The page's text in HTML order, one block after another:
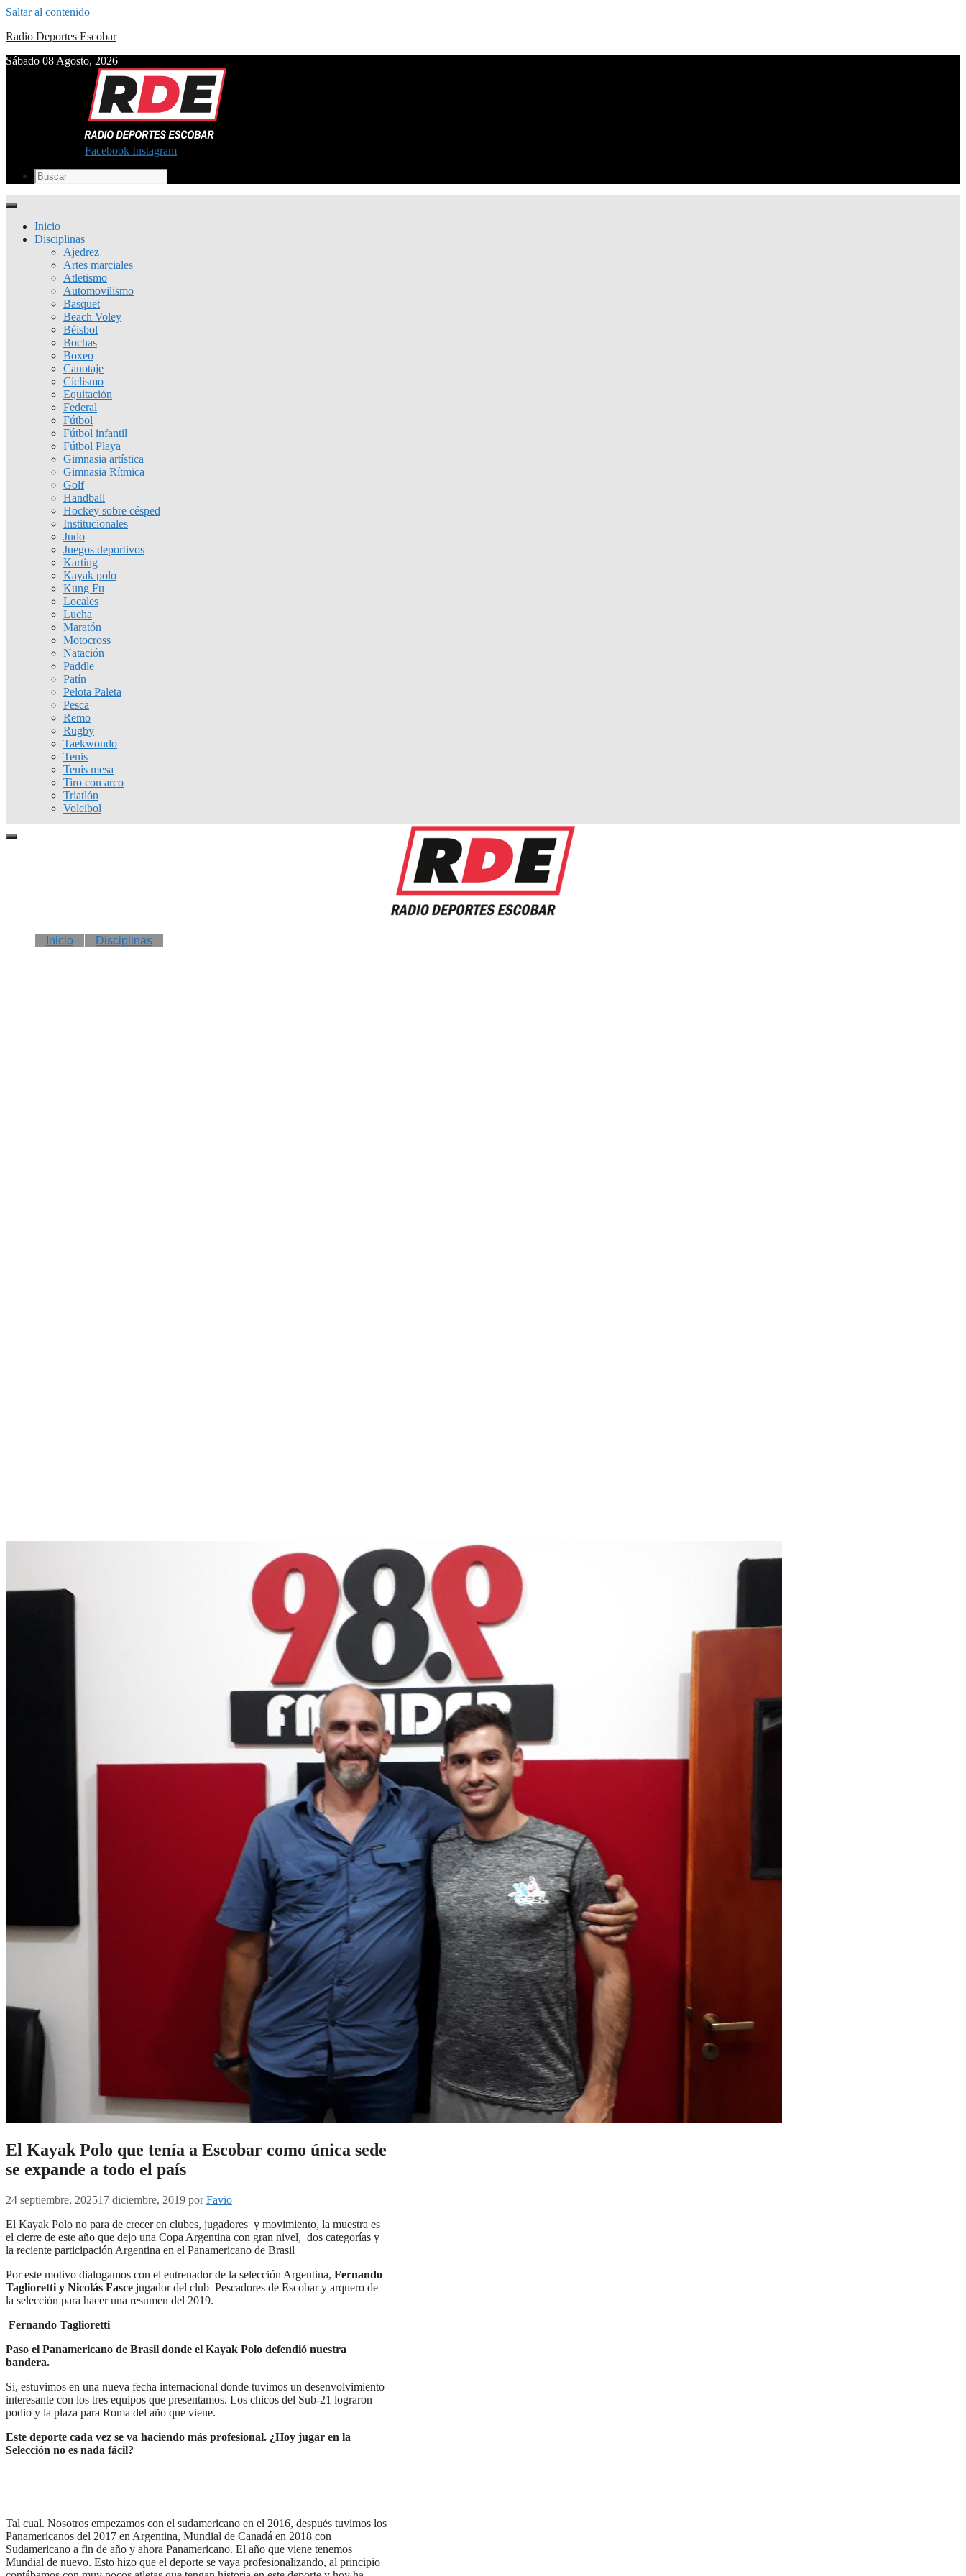
Saltar al contenido
Radio Deportes Escobar
Sábado 08 Agosto, 2026
Facebook Instagram
Inicio
Disciplinas
Ajedrez
Artes marciales
Atletismo
Automovilismo
Basquet
Beach Voley
Béisbol
Bochas
Boxeo
Canotaje
Ciclismo
Equitación
Federal
Fútbol
Fútbol infantil
Fútbol Playa
Gimnasia artística
Gimnasia Rítmica
Golf
Handball
Hockey sobre césped
Institucionales
Judo
Juegos deportivos
Karting
Kayak polo
Kung Fu
Locales
Lucha
Maratón
Motocross
Natación
Paddle
Patín
Pelota Paleta
Pesca
Remo
Rugby
Taekwondo
Tenis
Tenis mesa
Tiro con arco
Triatlón
Voleibol
Inicio Disciplinas
El Kayak Polo que tenía a Escobar como única sede
se expande a todo el país
24 septiembre, 202517 diciembre, 2019 porFavio
El Kayak Polo no para de crecer en clubes, jugadores y movimiento, la muestra es
el cierre de este año que dejo una Copa Argentina con gran nivel, dos categorías y
la reciente participación Argentina en el Panamericano de Brasil
Por este motivo dialogamos con el entrenador de la selección Argentina, Fernando
Taglioretti y Nicolás Fasce jugador del club Pescadores de Escobar y arquero de
la selección para hacer una resumen del 2019.
Fernando Taglioretti
Paso el Panamericano de Brasil donde el Kayak Polo defendió nuestra
bandera.
Si, estuvimos en una nueva fecha internacional donde tuvimos un desenvolvimiento
interesante con los tres equipos que presentamos. Los chicos del Sub-21 lograron
podio y la plaza para Roma del año que viene.
Este deporte cada vez se va haciendo más profesional. ¿Hoy jugar en la
Selección no es nada fácil?
Tal cual. Nosotros empezamos con el sudamericano en el 2016, después tuvimos los
Panamericanos del 2017 en Argentina, Mundial de Canadá en 2018 con
Sudamericano a fin de año y ahora Panamericano. El año que viene tenemos
Mundial de nuevo. Esto hizo que el deporte se vaya profesionalizando, al principio